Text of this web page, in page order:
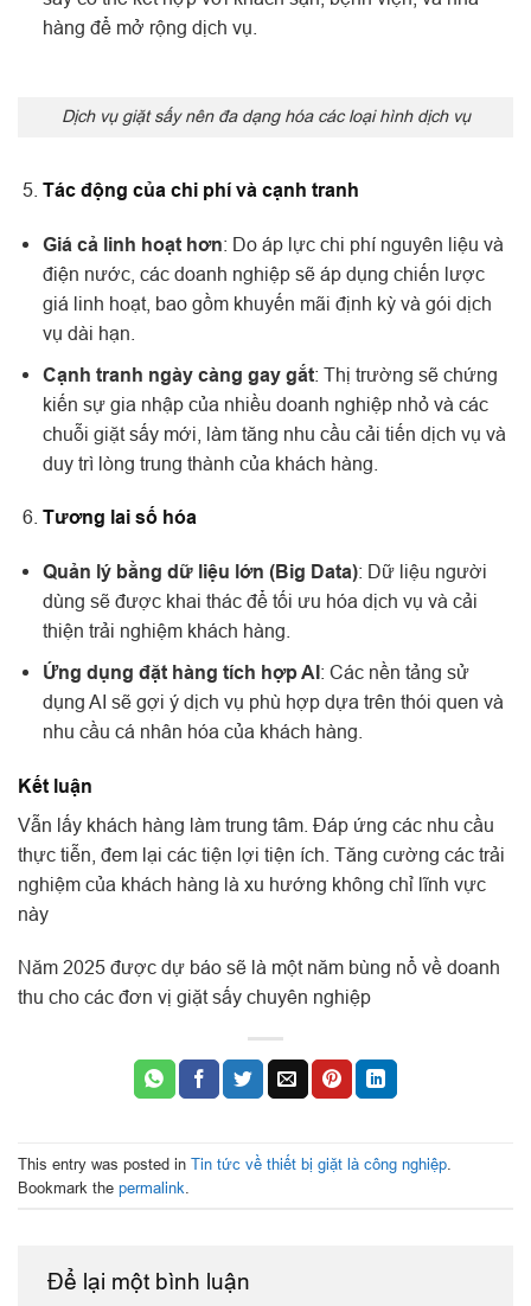
hàng để mở rộng dịch vụ.
Dịch vụ giặt sấy nên đa dạng hóa các loại hình dịch vụ
Tác động của chi phí và cạnh tranh
Giá cả linh hoạt hơn: Do áp lực chi phí nguyên liệu và
điện nước, các doanh nghiệp sẽ áp dụng chiến lược
giá linh hoạt, bao gồm khuyến mãi định kỳ và gói dịch
vụ dài hạn.
Cạnh tranh ngày càng gay gắt: Thị trường sẽ chứng
kiến sự gia nhập của nhiều doanh nghiệp nhỏ và các
chuỗi giặt sấy mới, làm tăng nhu cầu cải tiến dịch vụ và
duy trì lòng trung thành của khách hàng.
Tương lai số hóa
Quản lý bằng dữ liệu lớn (Big Data): Dữ liệu người
dùng sẽ được khai thác để tối ưu hóa dịch vụ và cải
thiện trải nghiệm khách hàng.
Ứng dụng đặt hàng tích hợp AI: Các nền tảng sử
dụng AI sẽ gợi ý dịch vụ phù hợp dựa trên thói quen và
nhu cầu cá nhân hóa của khách hàng.
Kết luận
Vẫn lấy khách hàng làm trung tâm. Đáp ứng các nhu cầu
thực tiễn, đem lại các tiện lợi tiện ích. Tăng cường các trải
nghiệm của khách hàng là xu hướng không chỉ lĩnh vực
này
Năm 2025 được dự báo sẽ là một năm bùng nổ về doanh
thu cho các đơn vị giặt sấy chuyên nghiệp
This entry was posted in Tin tức về thiết bị giặt là công nghiệp
Bookmark the permalink
Để lại một bình luận